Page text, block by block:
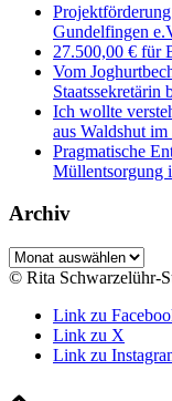
Gundelfingen
27.500,00 € für
Vom
Staatssekretärin
Ich wollte
aus Waldshut
Pragmatische
Müllentsorgung
Archiv
Archiv
© Rita Schwarzelühr-
Link zu
Link zu X
Link zu